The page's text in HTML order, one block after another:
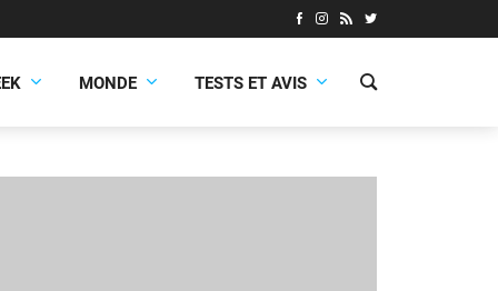
MONDE TESTS ET AVIS